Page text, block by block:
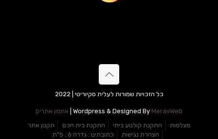
כל הזכויות שמורות לעלית סקיוריטי | 2022
Wordpress & Designed By MeravWeb
אחסון אתרים
מצלמות
התקנת קולנוע ביתי התקנת בית חכם
תקנון אתר
הצהרת נגישות
כתובתינו : גדרה 6 , פ"ת